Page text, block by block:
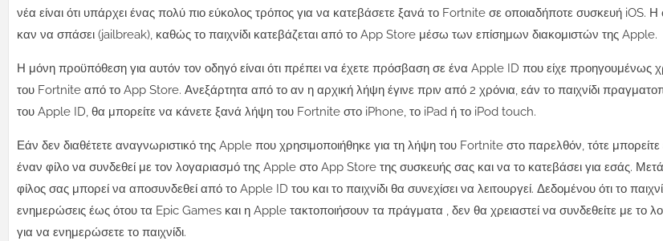
νέα είναι ότι υπάρχει ένας πολύ πιο εύκολος τρόπος για να κατεβάσετε ξανά το Fortnite σε οποιαδήποτε συσκευή iOS. Η
καν να σπάσει (jailbreak), καθώς το παιχνίδι κατεβάζεται από το App Store μέσω των επίσημων διακομιστών της Apple.
Η μόνη προϋπόθεση για αυτόν τον οδηγό είναι ότι πρέπει να έχετε πρόσβαση σε ένα Apple ID που είχε προηγουμένως
του Fortnite από το App Store. Ανεξάρτητα από το αν η αρχική λήψη έγινε πριν από 2 χρόνια, εάν το παιχνίδι
του Apple ID, θα μπορείτε να κάνετε ξανά λήψη του Fortnite στο iPhone, το iPad ή το iPod touch.
Εάν δεν διαθέτετε αναγνωριστικό της Apple που χρησιμοποιήθηκε για τη λήψη του Fortnite στο παρελθόν, τότε
έναν φίλο να συνδεθεί με τον λογαριασμό της Apple στο App Store της συσκευής σας και να το κατεβάσει για εσάς.
φίλος σας μπορεί να αποσυνδεθεί από το Apple ID του και το παιχνίδι θα συνεχίσει να λειτουργεί. Δεδομένου ότι το
ενημερώσεις έως ότου τα Epic Games και η Apple τακτοποιήσουν τα πράγματα , δεν θα χρειαστεί να συνδεθείτε με το
για να ενημερώσετε το παιχνίδι.